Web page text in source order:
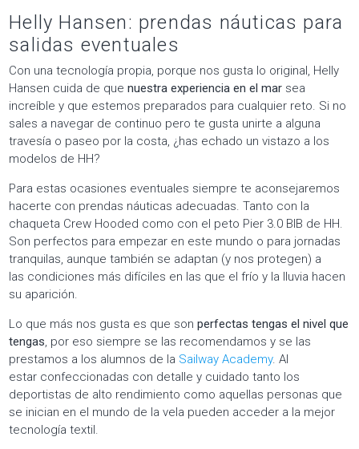
Helly Hansen: prendas náuticas para
salidas eventuales
Con una tecnología propia, porque nos gusta lo original, Helly
Hansen cuida de quenuestra experiencia en el mar sea
increíble y que estemos preparados para cualquier reto. Si no
sales a navegar de continuo pero te gusta unirte a alguna
travesía o paseo por la costa, ¿has echado un vistazo a los
modelos de HH?
Para estas ocasiones eventuales siempre te aconsejaremos
hacerte con prendas náuticas adecuadas. Tanto con la
chaqueta Crew Hooded como con el peto Pier 3.0 BIB de HH.
Son perfectos para empezar en este mundo o para jornadas
tranquilas, aunque también se adaptan (y nos protegen) a
las condiciones más difíciles en las que el frío y la lluvia hacen
su aparición.
Lo que más nos gusta es que sonperfectas tengas el nivel que
tengas, por eso siempre se las recomendamos y se las
prestamos a los alumnos de la Sailway Academy. Al
estar confeccionadas con detalle y cuidado tanto los
deportistas de alto rendimiento como aquellas personas que
se inician en el mundo de la vela pueden acceder a la mejor
tecnología textil.